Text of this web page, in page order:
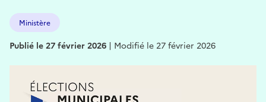
Ministère
Publié le 27 février 2026 | Modifié le 27 février 2026